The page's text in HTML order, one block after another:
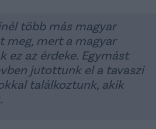
több más magyar
meg, mert a magyar
ez az érdeke. Egymást
jutottunk el a tavaszi
találkoztunk, akik